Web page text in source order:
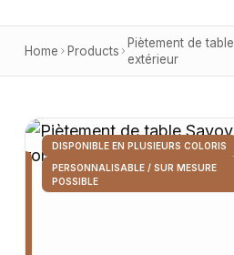
Home Products
Piètement de table
extérieur
DISPONIBLE EN PLUSIEURS COLORIS
PERSONNALISABLE / SUR MESURE
POSSIBLE